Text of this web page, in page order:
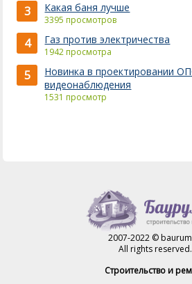
3 Какая баня лучше
3395 просмотров
4 Газ против электричества
1942 просмотра
5
Новинка в проектировании
видеонаблюдения
1531 просмотр
2007-2022 ©
All rights reserved.
Строительство и